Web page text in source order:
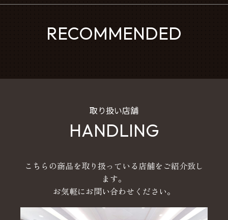
RECOMMENDED
取り扱い店舗
HANDLING
こちらの商品を取り扱っている店舗をご紹介致し
ます。
お気軽にお問い合わせください。